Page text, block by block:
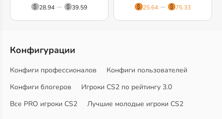
28.94 39.59
25.64
75.33
Конфигурации
Конфиги профессионалов
Конфиги пользователей
Конфиги блогеров
Игроки CS2 по рейтингу 3.0
Все PRO игроки CS2
Лучшие молодые игроки CS2